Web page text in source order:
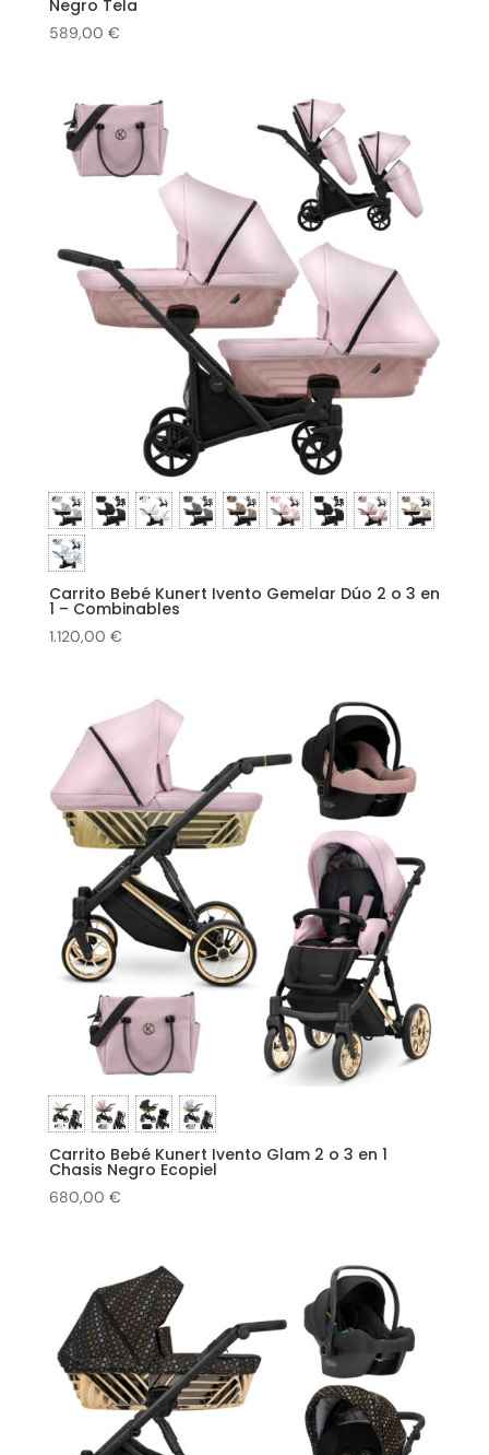
Negro Tela
589,00 €
Carrito Bebé Kunert Ivento Gemelar Dúo 2 o 3 en
1 – Combinables
1.120,00 €
Carrito Bebé Kunert Ivento Glam 2 o 3 en 1
Chasis Negro Ecopiel
680,00 €